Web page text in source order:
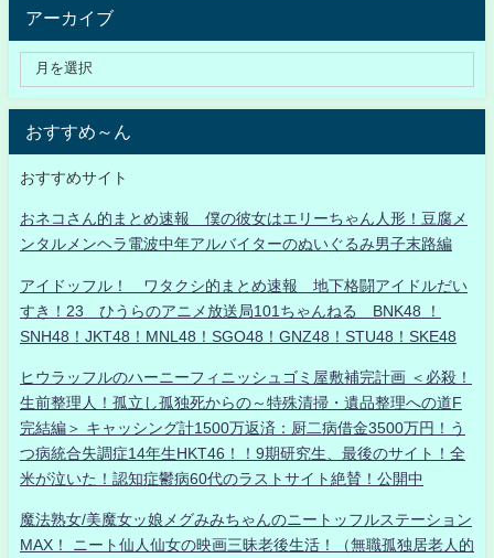
アーカイブ
おすすめ～ん
おすすめサイト
おネコさん的まとめ速報 僕の彼女はエリーちゃん人形！豆腐メ
ンタルメンヘラ電波中年アルバイターのぬいぐるみ男子末路編
アイドッフル！ ワタクシ的まとめ速報 地下格闘アイドルだい
すき！23 ひうらのアニメ放送局101ちゃんねる BNK48 ！
SNH48！JKT48！MNL48！SGO48！GNZ48！STU48！SKE48
ヒウラッフルのハーニーフィニッシュゴミ屋敷補完計画 ＜必殺！
生前整理人！孤立し孤独死からの～特殊清掃・遺品整理への道F
完結編＞ キャッシング計1500万返済：厨二病借金3500万円！う
つ病統合失調症14年生HKT46！！9期研究生、最後のサイト！全
米が泣いた！認知症鬱病60代のラストサイト絶賛！公開中
魔法熟女/美魔女ッ娘メグみみちゃんのニートッフルステーション
MAX！ ニート仙人仙女の映画三昧老後生活！（無職孤独居老人的